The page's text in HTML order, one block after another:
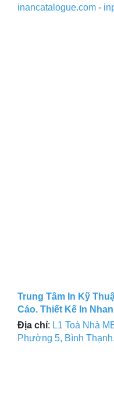
inancatalogue.com -
Trung Tâm In Kỹ
Cáo. Thiết Kế In
Địa chỉ: L1 Toà Nhà
Phường 5, Bình